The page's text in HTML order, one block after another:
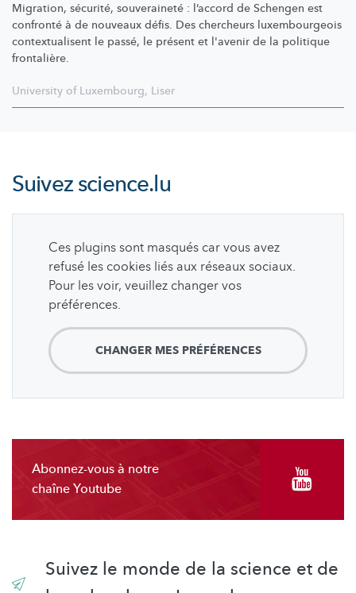
Migration, sécurité, souveraineté : l’accord de Schengen est
confronté à de nouveaux défis. Des chercheurs luxembourgeois
contextualisent le passé, le présent et l'avenir de la politique
frontalière.
University of Luxembourg, Liser
Suivezscience.lu
Ces plugins sont masqués car vous avez
refusé les cookies liés aux réseaux sociaux.
Pour les voir, veuillez changer vos
préférences.
CHANGER MES PRÉFÉRENCES
Abonnez-vous à notre
chaîne Youtube
Suivez le monde de la science et de